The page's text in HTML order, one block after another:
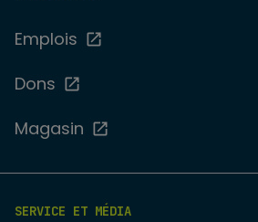
Emplois
Dons
Magasin
SERVICE ET MÉDIA